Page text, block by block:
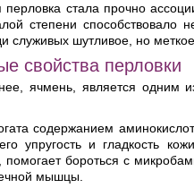
стала прочно
степени способствовало
служивых шутливое, но
свойства перловки
ячмень, является одним
содержанием
упругость и гладкость
помогает бороться с
мышцы.